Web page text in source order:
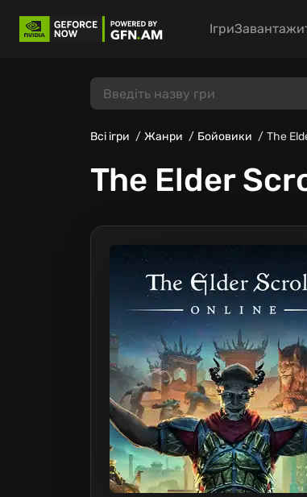
Ігри
Всі ігри Жанри Бойовики The
The Elder